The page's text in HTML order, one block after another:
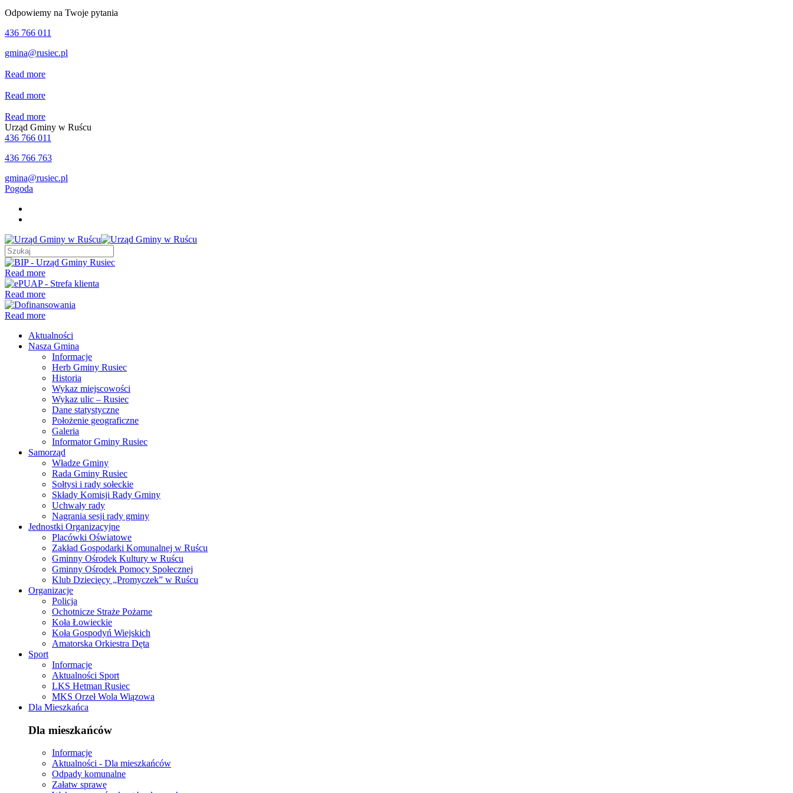
Odpowiemy na Twoje pytania
436 766 011
gmina@rusiec.pl
Read more
Read more
Read more
Urząd Gminy w Ruścu
436 766 011
436 766 763
gmina@rusiec.pl
Pogoda
Read more
Read more
Read more
Aktualności
Nasza Gmina
Informacje
Herb Gminy Rusiec
Historia
Wykaz miejscowości
Wykaz ulic – Rusiec
Dane statystyczne
Położenie geograficzne
Galeria
Informator Gminy Rusiec
Samorząd
Władze Gminy
Rada Gminy Rusiec
Sołtysi i rady sołeckie
Składy Komisji Rady Gminy
Uchwały rady
Nagrania sesji rady gminy
Jednostki Organizacyjne
Placówki Oświatowe
Zakład Gospodarki Komunalnej w Ruścu
Gminny Ośrodek Kultury w Ruścu
Gminny Ośrodek Pomocy Społecznej
Klub Dziecięcy „Promyczek” w Ruścu
Organizacje
Policja
Ochotnicze Straże Pożarne
Koła Łowieckie
Koła Gospodyń Wiejskich
Amatorska Orkiestra Dęta
Sport
Informacje
Aktualności Sport
LKS Hetman Rusiec
MKS Orzeł Wola Wiązowa
Dla Mieszkańca
Dla mieszkańców
Informacje
Aktualności - Dla mieszkańców
Odpady komunalne
Załatw sprawę